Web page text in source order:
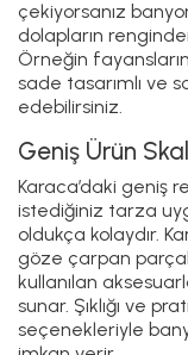
çekiyorsanız
dolapların
Örneğin
sade tasarımlı ve
edebilirsiniz.
Geniş Ürün
Karaca’daki geniş
istediğiniz tarza
oldukça kolaydır.
göze çarpan
kullanılan
sunar. Şıklığı ve
seçenekleriyle